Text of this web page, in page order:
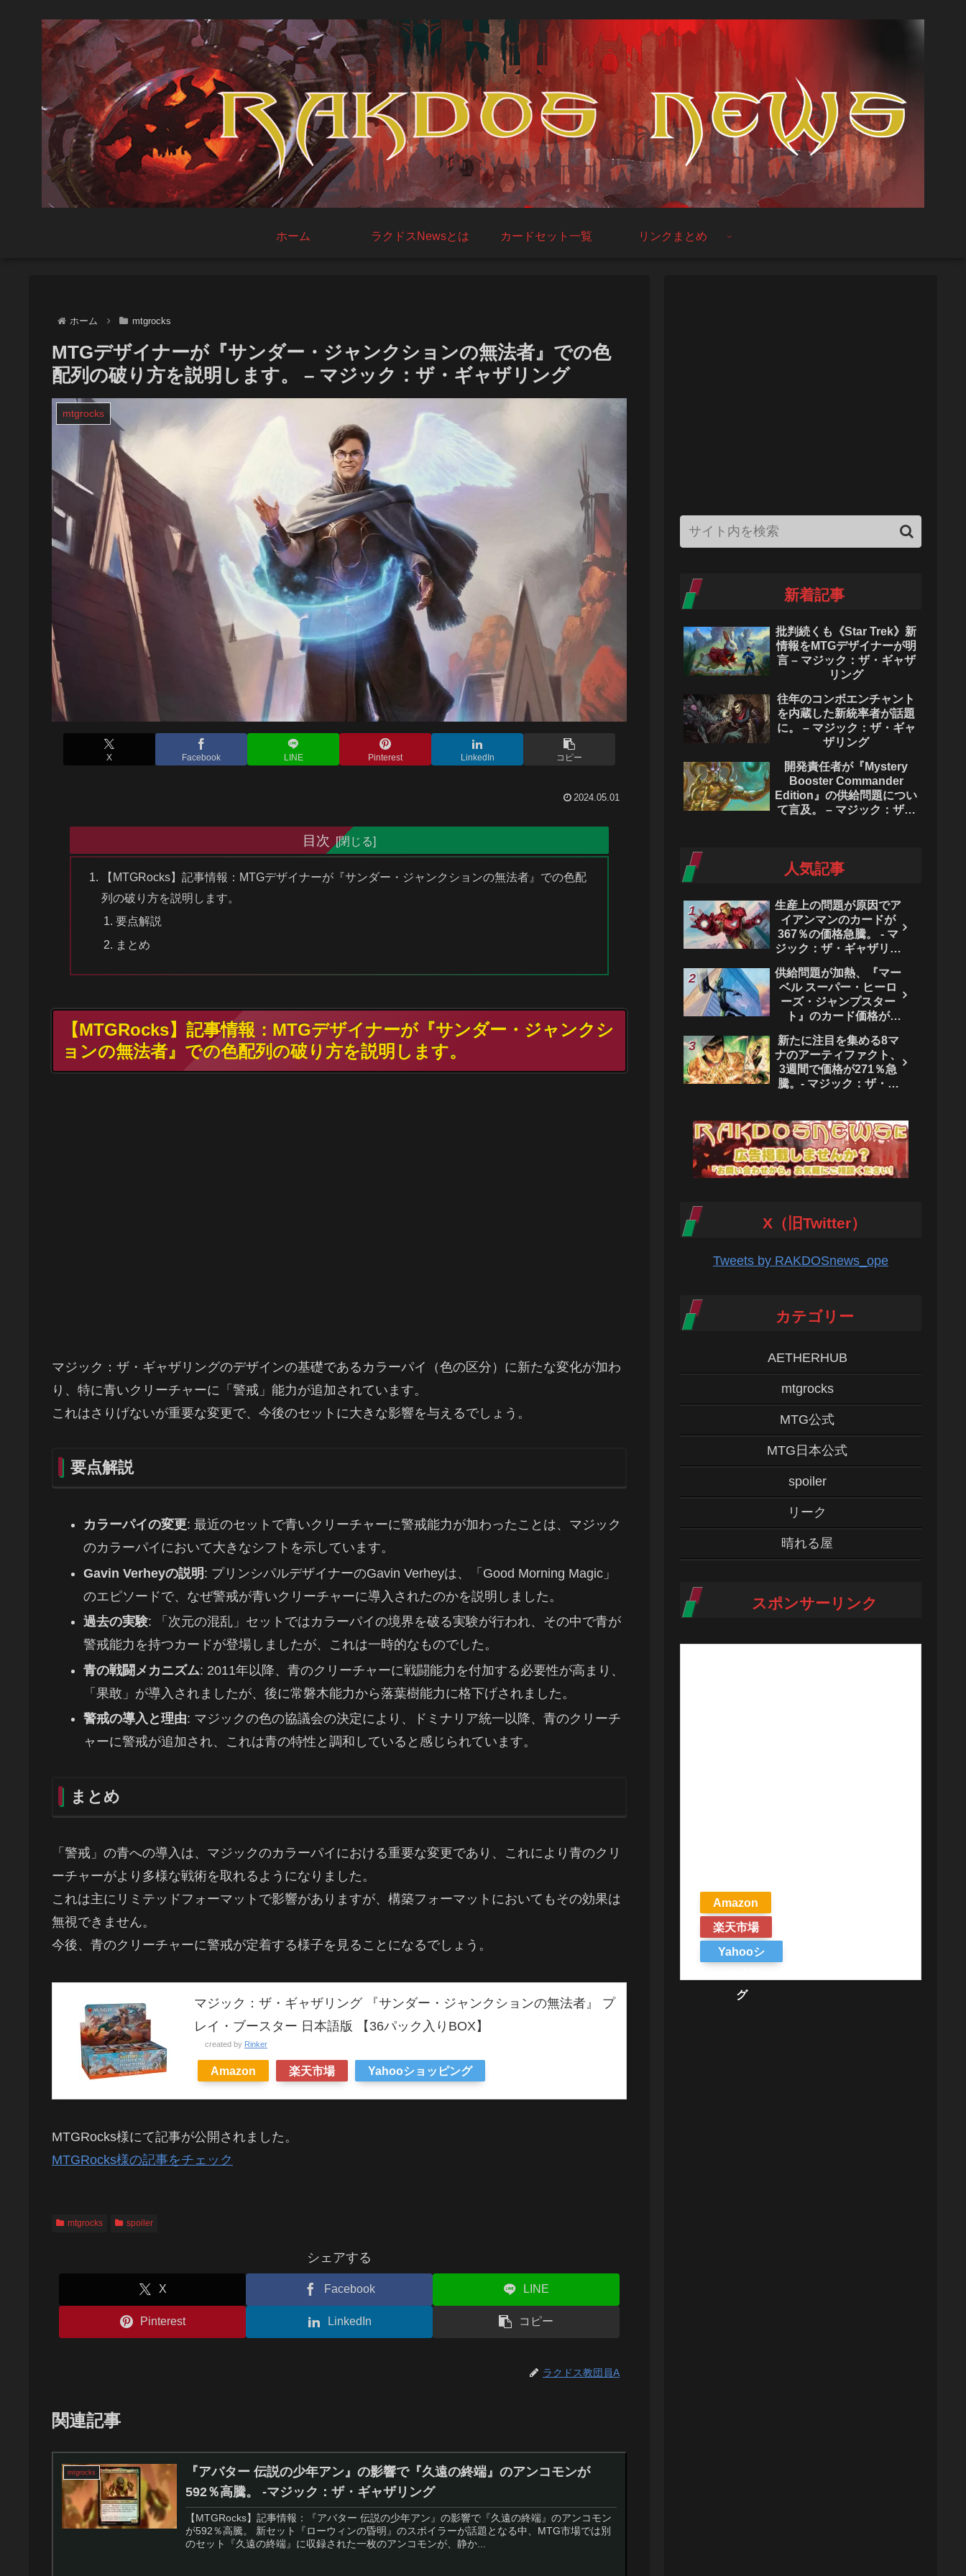
ホーム ラクドスNewsとは カードセット一覧 リンクまとめ
ホーム mtgrocks
MTGデザイナーが『サンダー・ジャンクションの無法者』での色
配列の破り方を説明します。 – マジック：ザ・ギャザリング
mtgrocks
X Facebook LINE Pinterest LinkedIn コピー
2024.05.01
目次
【MTGRocks】記事情報：MTGデザイナーが『サンダー・ジャンクションの無法者』での色配
列の破り方を説明します。
要点解説
まとめ
【MTGRocks】記事情報：MTGデザイナーが『サンダー・ジャンクシ
ョンの無法者』での色配列の破り方を説明します。
マジック：ザ・ギャザリングのデザインの基礎であるカラーパイ（色の区分）に新たな変化が加わ
り、特に青いクリーチャーに「警戒」能力が追加されています。
これはさりげないが重要な変更で、今後のセットに大きな影響を与えるでしょう。
要点解説
カラーパイの変更: 最近のセットで青いクリーチャーに警戒能力が加わったことは、マジック
のカラーパイにおいて大きなシフトを示しています。
Gavin Verheyの説明 : プリンシパルデザイナーのGavin Verheyは、「Good Morning Magic」
のエピソードで、なぜ警戒が青いクリーチャーに導入されたのかを説明しました。
過去の実験: 「次元の混乱」セットではカラーパイの境界を破る実験が行われ、その中で青が
警戒能力を持つカードが登場しましたが、これは一時的なものでした。
青の戦闘メカニズム: 2011年以降、青のクリーチャーに戦闘能力を付加する必要性が高まり、
「果敢」が導入されましたが、後に常磐木能力から落葉樹能力に格下げされました。
警戒の導入と理由: マジックの色の協議会の決定により、ドミナリア統一以降、青のクリーチ
ャーに警戒が追加され、これは青の特性と調和していると感じられています。
まとめ
「警戒」の青への導入は、マジックのカラーパイにおける重要な変更であり、これにより青のクリ
ーチャーがより多様な戦術を取れるようになりました。
これは主にリミテッドフォーマットで影響がありますが、構築フォーマットにおいてもその効果は
無視できません。
今後、青のクリーチャーに警戒が定着する様子を見ることになるでしょう。
マジック：ザ・ギャザリング 『サンダー・ジャンクションの無法者』 プ
レイ・ブースター 日本語版 【36パック入りBOX】
created by Rinker
Amazon 楽天市場 Yahooショッピング
MTGRocks様にて記事が公開されました。
MTGRocks様の記事をチェック
mtgrocks spoiler
シェアする
X Facebook LINE
Pinterest LinkedIn コピー
ラクドス教団員A
関連記事
mtgrocks
『アバター 伝説の少年アン』の影響で『久遠の終端』のアンコモンが
592％高騰。 -マジック：ザ・ギャザリング
【MTGRocks】記事情報：『アバター 伝説の少年アン』の影響で『久遠の終端』のアンコモン
が592％高騰。 新セット『ローウィンの昏明』のスポイラーが話題となる中、MTG市場では別
のセット『久遠の終端』に収録された一枚のアンコモンが、静か...
新着記事
批判続くも《Star Trek》新
情報をMTGデザイナーが明
言 – マジック：ザ・ギャザ
リング
往年のコンボエンチャント
を内蔵した新統率者が話題
に。 – マジック：ザ・ギャ
ザリング
開発責任者が『Mystery
Booster Commander
Edition』の供給問題につい
て言及。 – マジック：ザ・
人気記事
生産上の問題が原因でア
イアンマンのカードが
367％の価格急騰。 - マ
ジック：ザ・ギャザリン
供給問題が加熱、『マー
ベル スーパー・ヒーロ
ーズ・ジャンプスター
ト』のカード価格が
ク：ザ・ギャザリング
新たに注目を集める8マ
ナのアーティファクト、
3週間で価格が271％急
騰。- マジック：ザ・ギ
X（旧Twitter）
Tweets by RAKDOSnews_ope
カテゴリー
AETHERHUB
mtgrocks
MTG公式
MTG日本公式
spoiler
リーク
晴れる屋
スポンサーリンク
Amazon
楽天市場
Yahooシ
グ